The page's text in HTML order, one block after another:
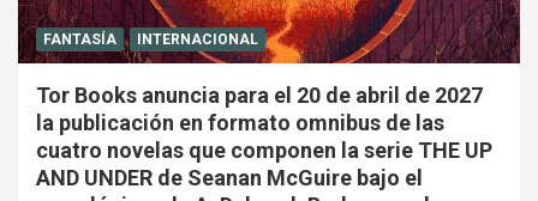
FANTASÍA INTERNACIONAL
Tor Books anuncia para el 20 de abril de 2027
la publicación en formato omnibus de las
cuatro novelas que componen la serie THE UP
AND UNDER de Seanan McGuire bajo el